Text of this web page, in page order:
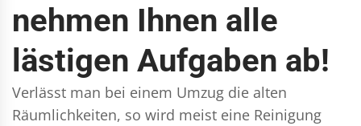
nehmen Ihnen alle
lästigen Aufgaben ab!
Verlässt man bei einem Umzug die alten
Räumlichkeiten, so wird meist eine Reinigung